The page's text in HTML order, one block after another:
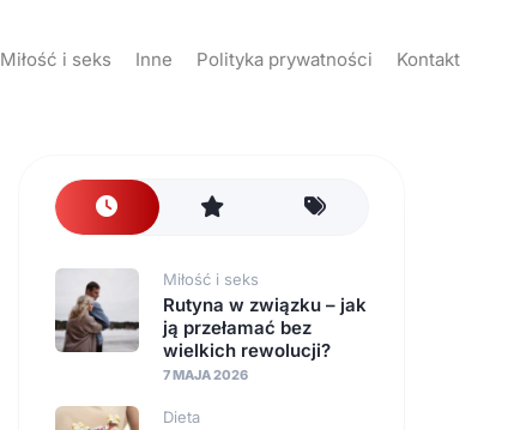
Miłość i seks Inne Polityka prywatności Kontakt
Miłość i seks
Rutyna w związku – jak
ją przełamać bez
wielkich rewolucji?
7 MAJA 2026
Dieta